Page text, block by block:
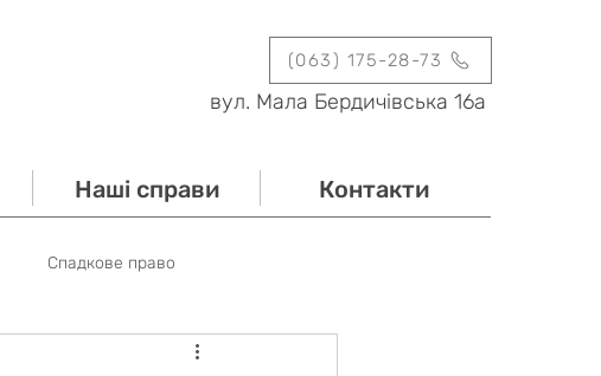
(063) 175-28-73
вул. Мала Бердичівська 16а
Наші справи Контакти
Спадкове право